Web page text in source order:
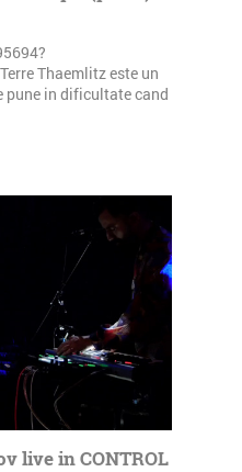
Thaemlitz este un
pune in dificultate cand
live in CONTROL